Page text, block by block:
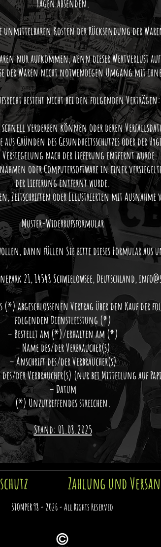
Tagen absenden.
unmittelbaren Kosten der Rücksendung der
nur aufkommen, wenn dieser Wertverlust
der Waren nicht notwendigen Umgang mit
besteht nicht bei den folgenden Verträgen:
verderben können oder deren
Gründen des Gesundheitsschutzes oder der
nach der Lieferung entfernt wurde.
oder Computersoftware in einer
der Lieferung entfernt wurde.
Zeitschriften oder Illustrierten mit
Muster-Widerrufsformular
dann füllen Sie bitte dieses Formular aus
21, 14548 Schwielowsee, Deutschland,
Vertrag über den Kauf der
folgenden Dienstleistung (*)
– Bestellt am (*)/erhalten am (*)
– Name des/der Verbraucher(s)
– Anschrift des/der Verbraucher(s)
der Verbraucher(s) (nur bei Mitteilung auf
– Datum
(*) Unzutreffendes streichen.
Stand: 01.08.2025
Zahlung und
STOMPER 98 - 2026 - All Rights Reserved